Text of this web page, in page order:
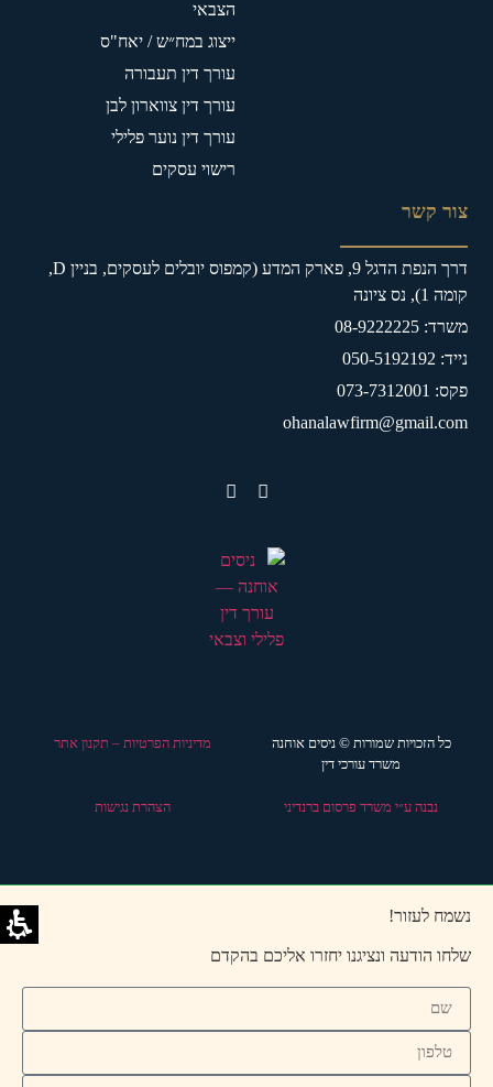
הצבאי
ייצוג במח״ש / יאח"ס
עורך דין תעבורה
עורך דין צווארון לבן
עורך דין נוער פלילי
רישוי עסקים
צור קשר
דרך הנפת הדגל 9, פארק המדע (קמפוס יובלים לעסקים, בניין D,
קומה 1), נס ציונה
משרד: 08-9222225
נייד: 050-5192192
פקס: 073-7312001
ohanalawfirm@gmail.com
כל הזכויות שמורות © ניסים אוחנה
משרד עורכי דין
מדיניות הפרטיות – תקנון אתר
נבנה ע״י משרד פרסום ברנדיני הצהרת נגישות
נשמח לעזור!
שלחו הודעה ונציגנו יחזרו אליכם בהקדם